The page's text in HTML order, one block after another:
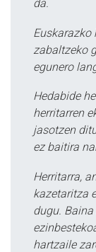
da.
Euskarazko
zabaltzeko
egunero
Hedabide
herritarren
jasotzen
ez baitira
Herritarra,
kazetaritza
dugu. Baina
hartzaile